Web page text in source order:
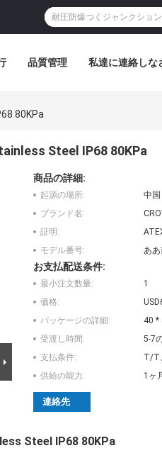
品質管理 私達に連絡しな
80KPa
Steel IP68 80KPa
商品の詳細:
起源の場所:
中国
ブランド名:
証明:
モデル番号:
あ
お支払配送条件:
最小注文数量:
1
価格:
パッケージの詳細:
40 *
受渡し時間:
5-7
支払条件:
T/T
供給の能力:
1ヶ
連絡先
Steel IP68 80KPa